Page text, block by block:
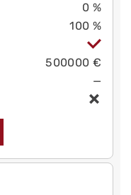
0 %
100 %
500000 €
—